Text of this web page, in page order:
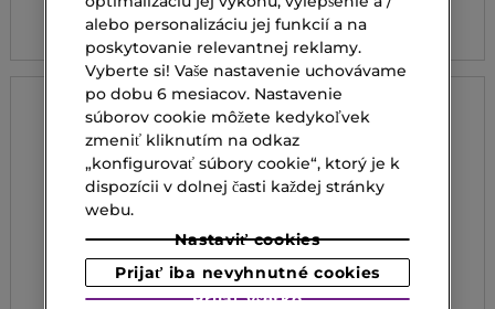
59,20 €
alebo personalizáciu jej funkcií a na
poskytovanie relevantnej reklamy.
Vyberte si! Vaše nastavenie uchovávame
po dobu 6 mesiacov. Nastavenie
súborov cookie môžete kedykoľvek
zmeniť kliknutím na odkaz
„konfigurovať súbory cookie“, ktorý je k
dispozícii v dolnej časti každej stránky
webu.
Nastaviť cookies
Prijať iba nevyhnutné cookies
Prijať všetko